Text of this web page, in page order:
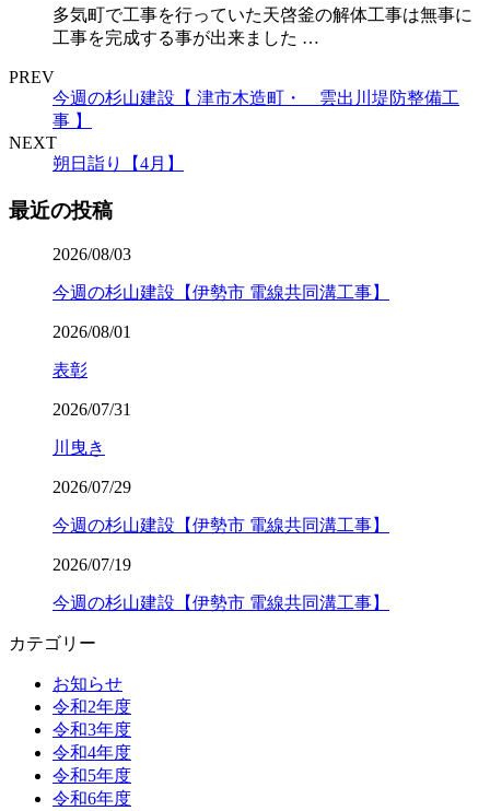
多気町で工事を行っていた天啓釜の解体工事は無事に
工事を完成する事が出来ました …
PREV
今週の杉山建設【 津市木造町・ 雲出川堤防整備工
事 】
NEXT
朔日詣り【4月】
最近の投稿
2026/08/03
今週の杉山建設【伊勢市 電線共同溝工事】
2026/08/01
表彰
2026/07/31
川曳き
2026/07/29
今週の杉山建設【伊勢市 電線共同溝工事】
2026/07/19
今週の杉山建設【伊勢市 電線共同溝工事】
カテゴリー
お知らせ
令和2年度
令和3年度
令和4年度
令和5年度
令和6年度